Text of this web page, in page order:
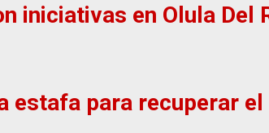
iniciativas en Olula Del
estafa para recuperar